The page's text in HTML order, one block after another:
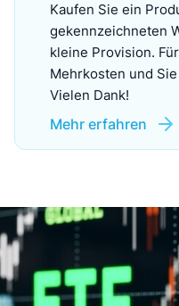
Kaufen Sie ein
gekennzeichneten
kleine Provision.
Mehrkosten und
Vielen Dank!
Mehr erfahren